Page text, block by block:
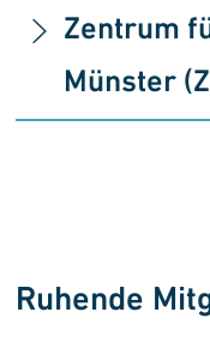
Zentrum
Münster
Ruhende